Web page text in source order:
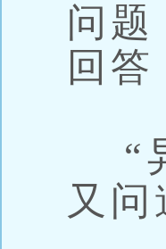
问
回
“
又问